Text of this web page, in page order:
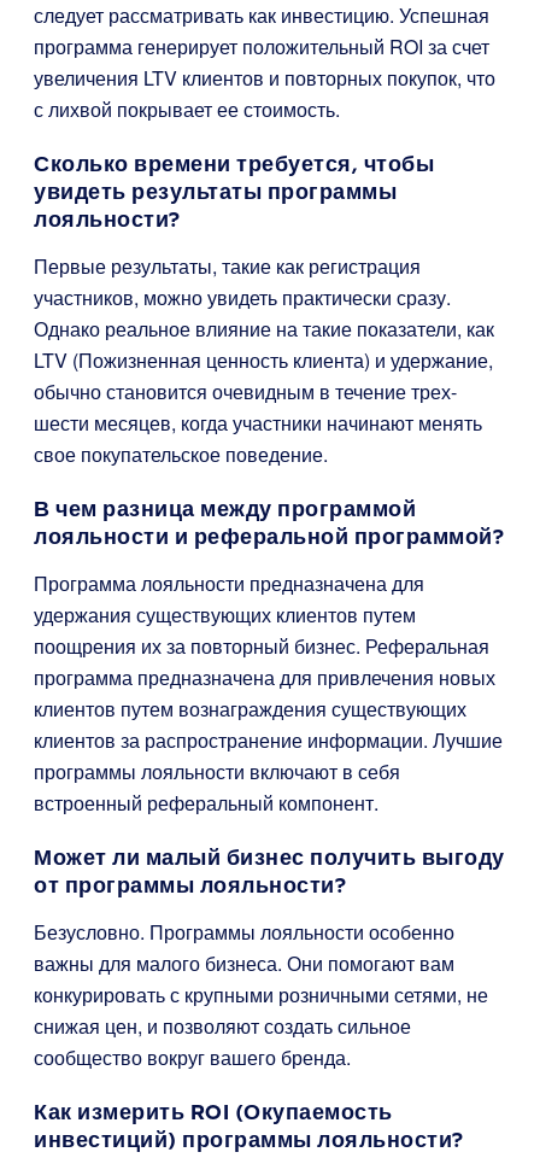
следует рассматривать как инвестицию. Успешная
программа генерирует положительный ROI за счет
увеличения LTV клиентов и повторных покупок, что
с лихвой покрывает ее стоимость.
Сколько времени требуется, чтобы
увидеть результаты программы
лояльности?
Первые результаты, такие как регистрация
участников, можно увидеть практически сразу.
Однако реальное влияние на такие показатели, как
LTV (Пожизненная ценность клиента) и удержание,
обычно становится очевидным в течение трех-
шести месяцев, когда участники начинают менять
свое покупательское поведение.
В чем разница между программой
лояльности и реферальной программой?
Программа лояльности предназначена для
удержания существующих клиентов путем
поощрения их за повторный бизнес. Реферальная
программа предназначена для привлечения новых
клиентов путем вознаграждения существующих
клиентов за распространение информации. Лучшие
программы лояльности включают в себя
встроенный реферальный компонент.
Может ли малый бизнес получить выгоду
от программы лояльности?
Безусловно. Программы лояльности особенно
важны для малого бизнеса. Они помогают вам
конкурировать с крупными розничными сетями, не
снижая цен, и позволяют создать сильное
сообщество вокруг вашего бренда.
Как измерить ROI (Окупаемость
инвестиций) программы лояльности?